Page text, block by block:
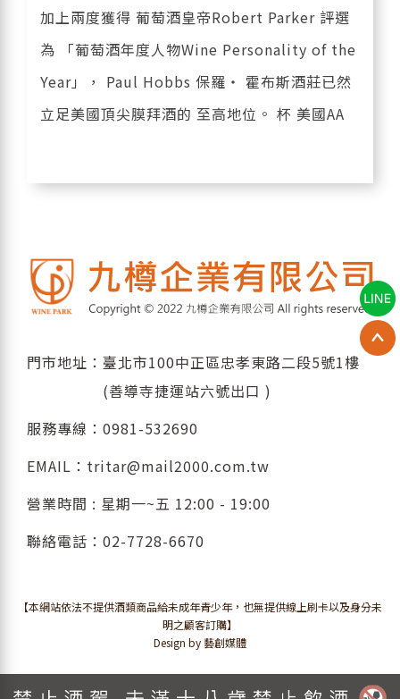
加上兩度獲得 葡萄酒皇帝Robert Parker 評選
為 「葡萄酒年度人物Wine Personality of the
Year」， Paul Hobbs 保羅‧ 霍布斯酒莊已然
立足美國頂尖膜拜酒的 至高地位。 杯 美國AA
門市地址：臺北市100中正區忠孝東路二段5號1樓
(善導寺捷運站六號出口 )
服務專線： 0981-532690
EMAIL： tritar@mail2000.com.tw
營業時間 : 星期一~五 12:00 - 19:00
聯絡電話： 02-7728-6670
【本網站依法不提供酒類商品給未成年青少年，也無提供線上刷卡以及身分未
明之顧客訂購】
Design by 藝創媒體